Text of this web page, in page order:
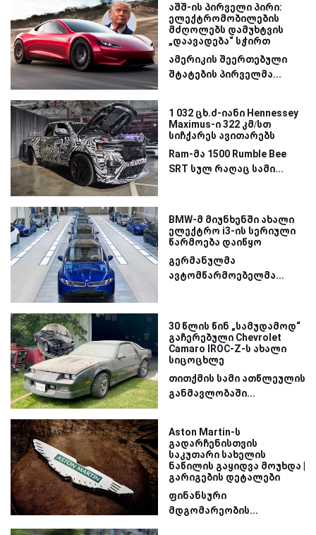
აშშ-ის პირველი პირი:
ელექტრომობილების
მძღოლებს დამუხტვის
„დაავადება“ სჭირთ
ამერიკის შეერთებული
შტატების პირველმა...
1 032 ცხ.ძ-იანი Hennessey
Maximus-ი 322 კმ/სთ
სიჩქარეს ავითარებს
Ram-მა 1500 Rumble Bee
SRT სულ რაღაც სამი...
BMW-მ მიუნხენში ახალი
ელექტრო i3-ის სერიული
წარმოება დაიწყო
გერმანულმა
ავტომწარმოებელმა...
30 წლის წინ „სამუდამოდ“
გაჩერებული Chevrolet
Camaro IROC-Z-ს ახალი
სიცოცხლე
თითქმის სამი ათწლეულის
განმავლობაში...
Aston Martin-ს
გადარჩენისთვის
საკუთარი სახელის
ნაწილის გაყიდვა მოუხდა |
გარიგების დეტალები
ფინანსური
მდგომარეობის...